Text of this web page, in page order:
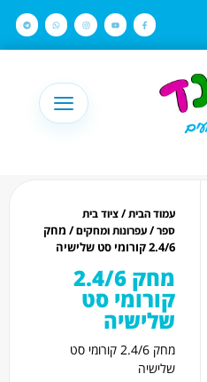
עמוד הבית/ציוד בית
ספר/עפרונות ומחקים/ מחק
2.4/6 קורומי סט שלישיה
מחק 2.4/6
קורומי סט
שלישיה
מחק 2.4/6 קורומי סט
שלישיה